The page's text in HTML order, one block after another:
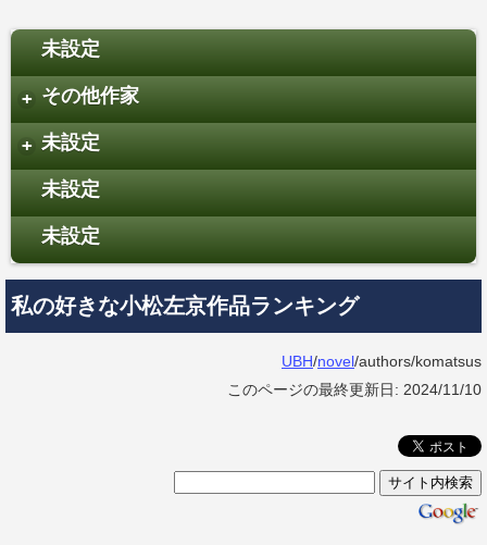
未設定
+ その他作家
+ 未設定
未設定
未設定
私の好きな小松左京作品ランキング
UBH/novel/authors/komatsus
このページの最終更新日: 2024/11/10